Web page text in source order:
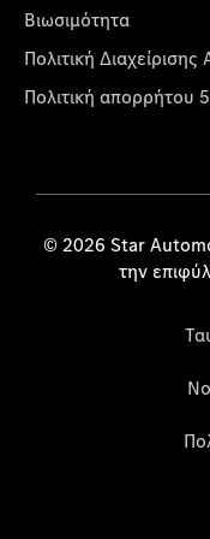
Βιωσιμότητα
Πολιτική
Πολιτική απορρήτου
© 2026 Star
την